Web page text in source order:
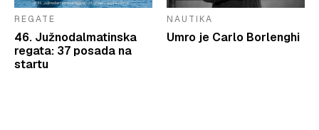
REGATE
46. Južnodalmatinska
regata: 37 posada na
startu
NAUTIKA
Umro je Carlo Borlenghi